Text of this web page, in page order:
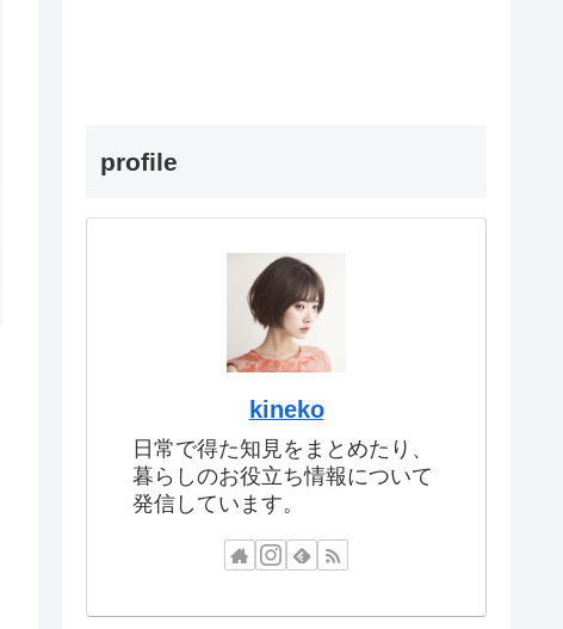
profile
kineko
日常で得た知見をまとめたり、
暮らしのお役立ち情報について
発信しています。